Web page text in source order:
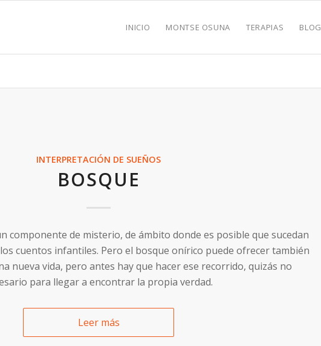
INICIO MONTSE OSUNA TERAPIAS BLOG
INTERPRETACIÓN DE SUEÑOS
BOSQUE
componente de misterio, de ámbito donde es posible que sucedan
cuentos infantiles. Pero el bosque onírico puede ofrecer también
nueva vida, pero antes hay que hacer ese recorrido, quizás no
para llegar a encontrar la propia verdad.
Leer más